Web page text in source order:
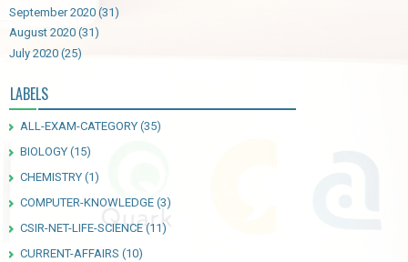
September 2020 (31)
August 2020 (31)
July 2020 (25)
LABELS
ALL-EXAM-CATEGORY (35)
BIOLOGY (15)
CHEMISTRY (1)
COMPUTER-KNOWLEDGE (3)
CSIR-NET-LIFE-SCIENCE (11)
CURRENT-AFFAIRS (10)